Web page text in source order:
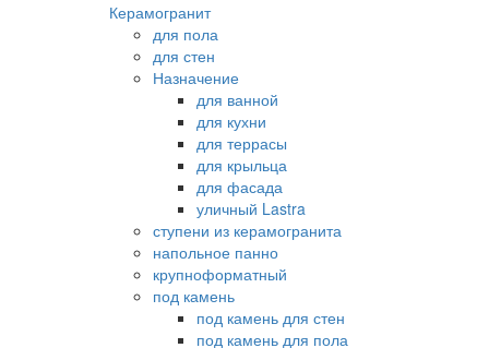
Керамогранит
для пола
для стен
Назначение
для ванной
для кухни
для террасы
для крыльца
для фасада
уличный Lastra
ступени из керамогранита
напольное панно
крупноформатный
под камень
под камень для стен
под камень для пола